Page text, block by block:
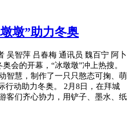
墩”助力冬奥
吴智萍 吕春梅 通讯员 魏百宁 阿卜
会的开幕，“冰墩墩”冲上热搜。
智慧，制作了一只只憨态可掬、萌
行动助力冬奥。 2月8日，在拜城
客们齐心协力，用铲子、墨水、纸